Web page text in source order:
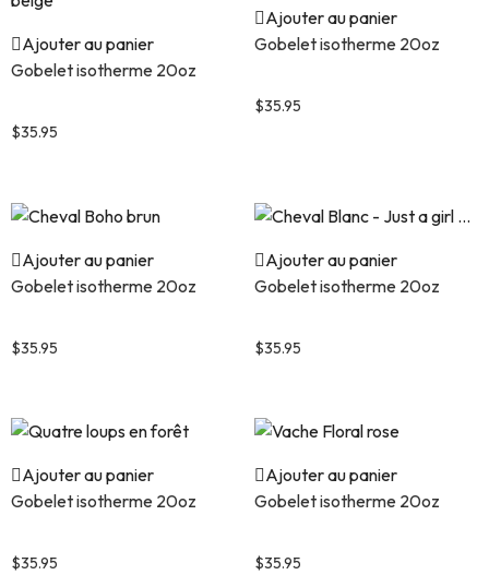
Ajouter au panier
Gobelet isotherme 20oz
$35.95
Ajouter au panier
Gobelet isotherme 20oz
$35.95
Ajouter au panier
Gobelet isotherme 20oz
$35.95
Ajouter au panier
Gobelet isotherme 20oz
$35.95
Ajouter au panier
Gobelet isotherme 20oz
$35.95
Ajouter au panier
Gobelet isotherme 20oz
$35.95